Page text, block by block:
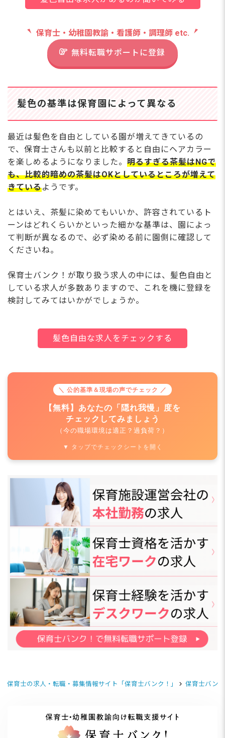
保育士・幼稚園教諭・看護師・調理師 etc.
無料転職サポートに登録
髪色の基準は保育園によって異なる
最近は髪色を自由としている園が増えてきているの
で、保育士さんも以前と比較すると自由にヘアカラー
を楽しめるようになりました。 明るすぎる茶髪はNGで
も、比較的暗めの茶髪はOKとしているところが増えて
きているようです。
とはいえ、茶髪に染めてもいいか、許容されているト
ーンはどれくらいかといった細かな基準は、園によっ
て判断が異なるので、必ず染める前に園側に確認して
くださいね。
保育士バンク！が取り扱う求人の中には、髪色自由と
している求人が多数ありますので、これを機に登録を
検討してみてはいかがでしょうか。
髪色自由な求人をチェックする
＼ 公的基準＆現場の声でチェック ／
【無料】あなたの「隠れ我慢」度を
チェックしてみましょう
（今の職場環境は適正？過負荷？）
▼ タップでチェックシートを開く
保育士の求人・転職・募集情報サイト「保育士バンク！」 保育士バン